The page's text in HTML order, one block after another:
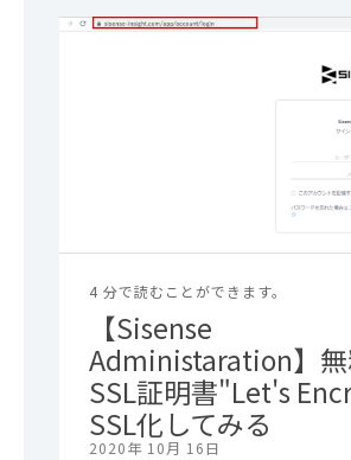
4 分で読むことができます。
【Sisense
Administaration】無
SSL証明書"Let's
SSL化してみる
2020年 10月 16日